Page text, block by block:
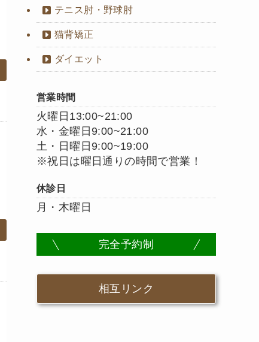
テニス肘・野球肘
猫背矯正
ダイエット
営業時間
火曜日13:00~21:00
水・金曜日9:00~21:00
土・日曜日9:00~19:00
※祝日は曜日通りの時間で営業！
休診日
月・木曜日
完全予約制
相互リンク